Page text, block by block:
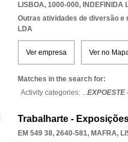
LISBOA, 1000-000, INDEFINIDA
Outras atividades de diversão e
LDA
Ver empresa Ver no
Matches in the search for:
Activity categories: ...EXPOESTE
Trabalharte -
EM 549 38, 2640-581, MAFRA,